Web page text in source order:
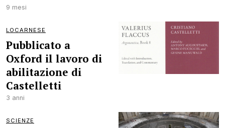
9 mesi
LOCARNESE
Pubblicato a
Oxford il lavoro di
abilitazione di
Castelletti
3 anni
SCIENZE